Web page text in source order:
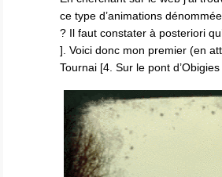
ce type d’animations
? Il faut constater à posteriori
]. Voici donc mon premier (en
Tournai [4. Sur le pont